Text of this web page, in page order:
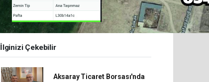
İlginizi Çekebilir
Aksaray Ticaret Borsası'nda